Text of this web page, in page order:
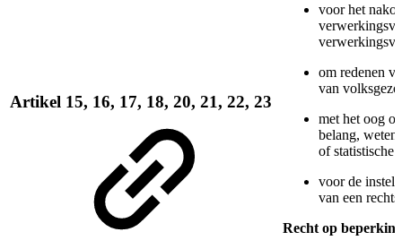
Artikel 15, 16, 17, 18, 20, 21, 22, 23
voor het
om redenen
van
met het oog
belang,
of statistische
voor de
van een
Recht op